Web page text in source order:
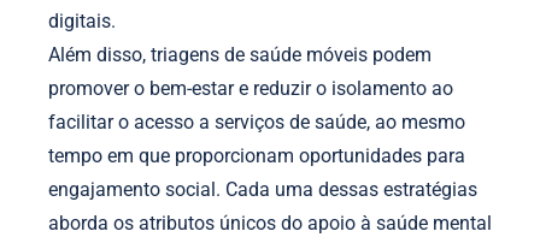
digitais.
Além disso, triagens de saúde móveis podem
promover o bem-estar e reduzir o isolamento ao
facilitar o acesso a serviços de saúde, ao mesmo
tempo em que proporcionam oportunidades para
engajamento social. Cada uma dessas estratégias
aborda os atributos únicos do apoio à saúde mental